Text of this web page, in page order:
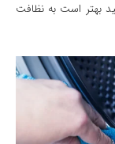
بهتر است به نظافت